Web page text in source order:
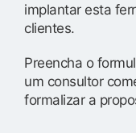
implantar esta
clientes.
Preencha o
um consultor
formalizar a